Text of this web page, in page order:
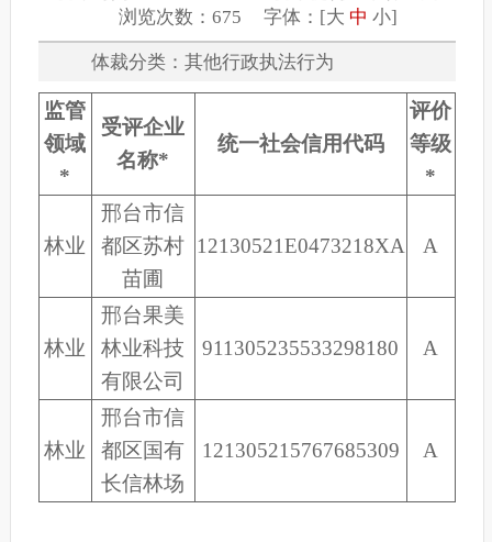
浏览次数：675 字体：[大 中 小]
体裁分类：其他行政执法行为
监管
领域
*
受评企业
名称*
统一社会信用代码
评价
等级
*
林业
邢台市信
都区苏村
苗圃
12130521E0473218XA A
林业
邢台果美
林业科技
有限公司
911305235533298180 A
林业
邢台市信
都区国有
长信林场
121305215767685309 A